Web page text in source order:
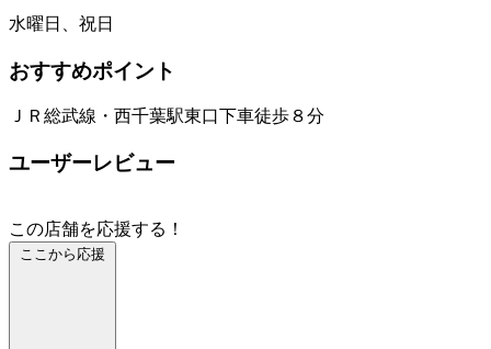
水曜日、祝日
おすすめポイント
ＪＲ総武線・西千葉駅東口下車徒歩８分
ユーザーレビュー
この店舗を応援する！
ここから応援